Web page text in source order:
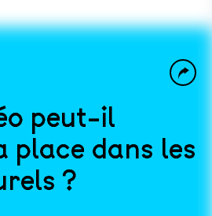
peut-il
place dans les
?